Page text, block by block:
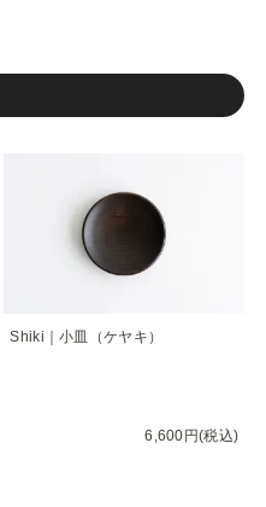
Shiki｜小皿（ケヤキ）
6,600円(税込)